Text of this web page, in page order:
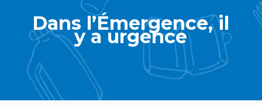
Dans l’Émergence, il
y a urgence